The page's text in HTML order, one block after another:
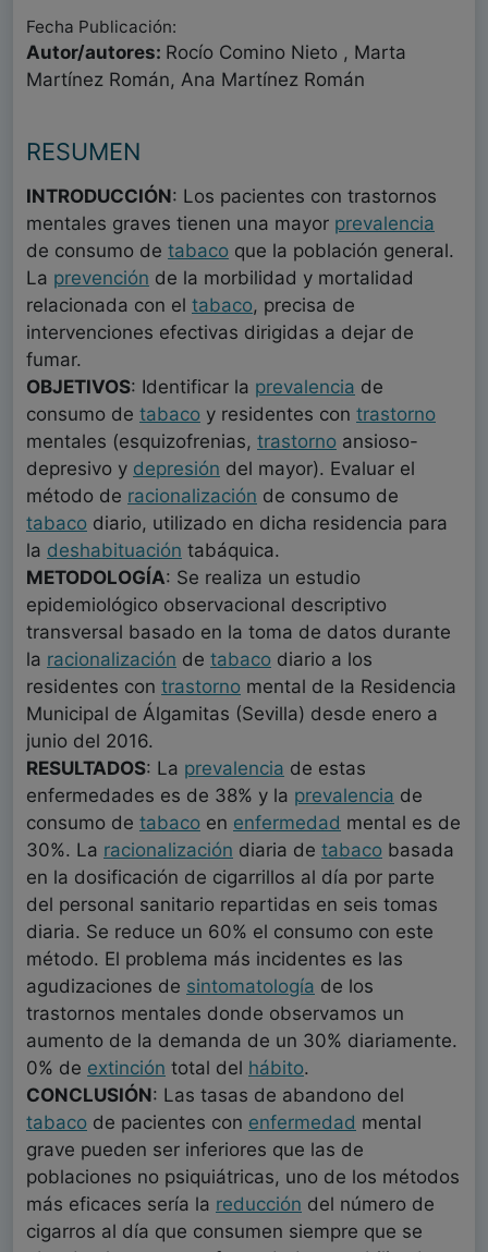
Fecha Publicación:
Autor/autores: Rocío Comino Nieto , Marta
Martínez Román, Ana Martínez Román
RESUMEN
INTRODUCCIÓN: Los pacientes con trastornos
mentales graves tienen una mayor prevalencia
de consumo de tabaco que la población general.
La prevención de la morbilidad y mortalidad
relacionada con el tabaco, precisa de
intervenciones efectivas dirigidas a dejar de
fumar.
OBJETIVOS: Identificar la prevalencia de
consumo de tabaco y residentes con trastorno
mentales (esquizofrenias, trastorno ansioso-
depresivo y depresión del mayor). Evaluar el
método de racionalización de consumo de
tabaco diario, utilizado en dicha residencia para
la deshabituación tabáquica.
METODOLOGÍA: Se realiza un estudio
epidemiológico observacional descriptivo
transversal basado en la toma de datos durante
la racionalización de tabaco diario a los
residentes con trastorno mental de la Residencia
Municipal de Álgamitas (Sevilla) desde enero a
junio del 2016.
RESULTADOS: La prevalencia de estas
enfermedades es de 38% y la prevalencia de
consumo de tabaco en enfermedad mental es de
30%. La racionalización diaria de tabaco basada
en la dosificación de cigarrillos al día por parte
del personal sanitario repartidas en seis tomas
diaria. Se reduce un 60% el consumo con este
método. El problema más incidentes es las
agudizaciones de sintomatología de los
trastornos mentales donde observamos un
aumento de la demanda de un 30% diariamente.
0% de extinción total del hábito.
CONCLUSIÓN: Las tasas de abandono del
tabaco de pacientes con enfermedad mental
grave pueden ser inferiores que las de
poblaciones no psiquiátricas, uno de los métodos
más eficaces sería la reducción del número de
cigarros al día que consumen siempre que se